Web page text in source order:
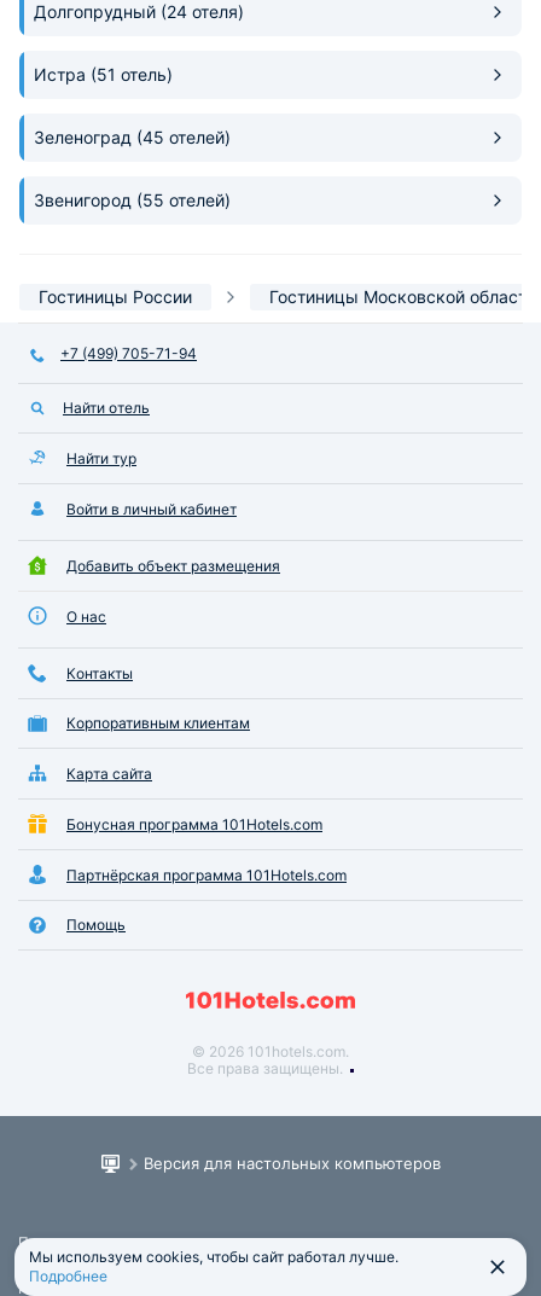
Долгопрудный (24 отеля)
Истра (51 отель)
Зеленоград (45 отелей)
Звенигород (55 отелей)
Гостиницы России Гостиницы Московской области
+7 (499) 705-71-94
Найти отель
Найти тур
Войти в личный кабинет
Добавить объект размещения
О нас
Контакты
Корпоративным клиентам
Карта сайта
Бонусная программа 101Hotels.com
Партнёрская программа 101Hotels.com
Помощь
© 2026 101hotels.com.
Все права защищены.
Версия для настольных компьютеров
Пользовательское соглашение
Юридическая информация
Политика обработки персональных данных
Мы используем cookies, чтобы сайт работал лучше.
Подробнее